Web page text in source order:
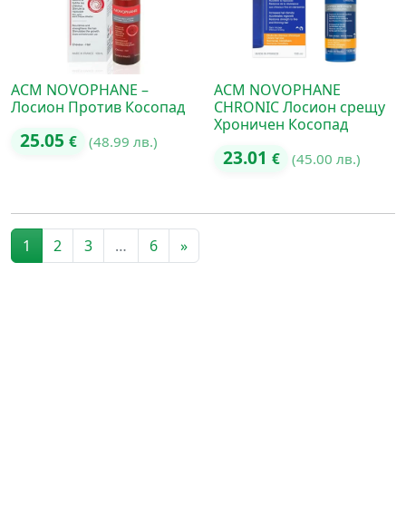
ACM NOVOPHANE –
Лосион Против Косопад
25.05 € (48.99 лв.)
ACM NOVOPHANE
CHRONIC Лосион срещу
Хроничен Косопад
23.01 € (45.00 лв.)
Posts navigation
1 2 3 … 6 »